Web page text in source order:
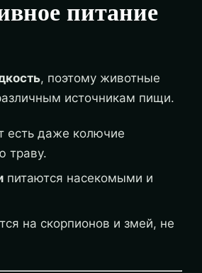
питание
, поэтому животные
источникам пищи.
есть даже колючие
траву.
питаются насекомыми и
на скорпионов и змей, не